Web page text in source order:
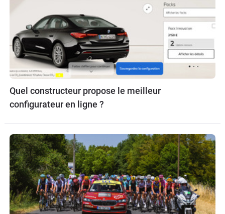
Quel constructeur propose le meilleur
configurateur en ligne ?